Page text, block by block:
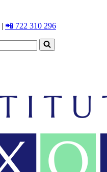
| 📲 722 310 296